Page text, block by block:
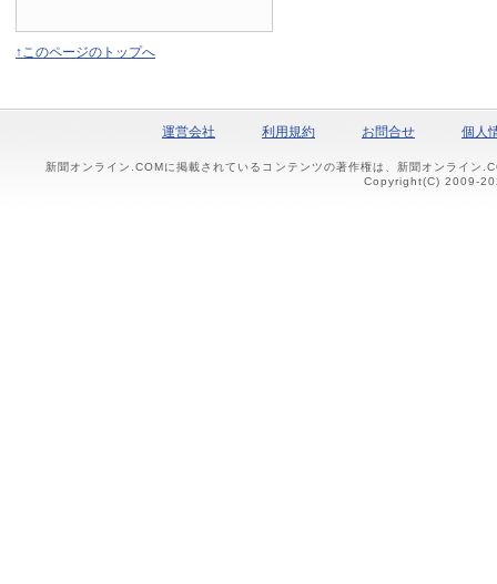
↑このページのトップへ
運営会社 利用規約 お問合せ 個人
新聞オンライン.COMに掲載されているコンテンツの著作権は、新聞オンライン
Copyright(C) 2009-